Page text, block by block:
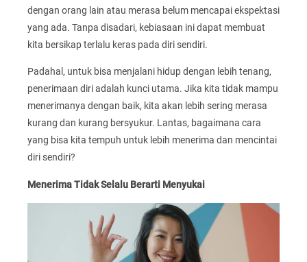
dengan orang lain atau merasa belum mencapai ekspektasi
yang ada. Tanpa disadari, kebiasaan ini dapat membuat
kita bersikap terlalu keras pada diri sendiri.
Padahal, untuk bisa menjalani hidup dengan lebih tenang,
penerimaan diri adalah kunci utama. Jika kita tidak mampu
menerimanya dengan baik, kita akan lebih sering merasa
kurang dan kurang bersyukur. Lantas, bagaimana cara
yang bisa kita tempuh untuk lebih menerima dan mencintai
diri sendiri?
Menerima Tidak Selalu Berarti Menyukai